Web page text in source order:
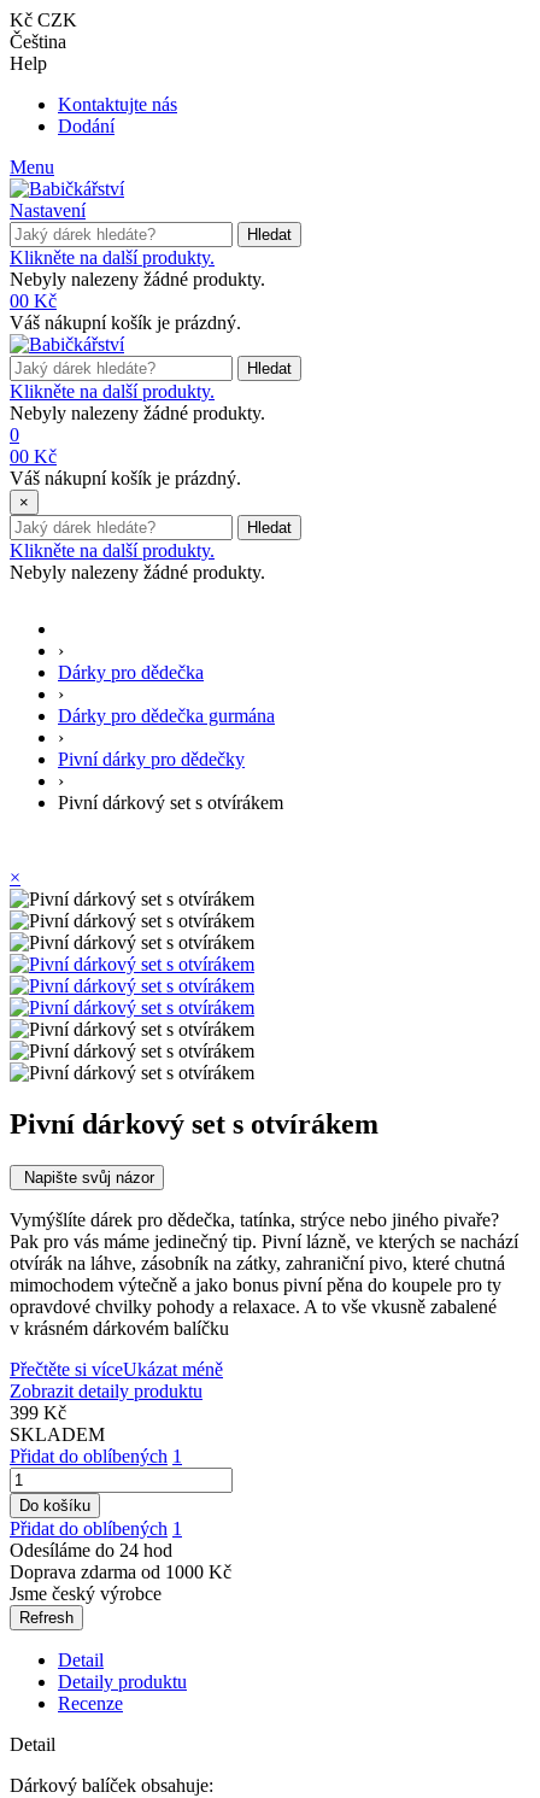
Kč CZK
Čeština
Help
Kontaktujte nás
Dodání
Menu
Nastavení
Hledat
Klikněte na další produkty.
Nebyly nalezeny žádné produkty.
00 Kč
Váš nákupní košík je prázdný.
Hledat
Klikněte na další produkty.
Nebyly nalezeny žádné produkty.
0
00 Kč
Váš nákupní košík je prázdný.
×
Hledat
Klikněte na další produkty.
Nebyly nalezeny žádné produkty.
›
Dárky pro dědečka
›
Dárky pro dědečka gurmána
›
Pivní dárky pro dědečky
›
Pivní dárkový set s otvírákem
×
Pivní dárkový set s otvírákem
Napište svůj názor
Vymýšlíte dárek pro dědečka, tatínka, strýce nebo jiného pivaře?
Pak pro vás máme jedinečný tip. Pivní lázně, ve kterých se nachází
otvírák na láhve, zásobník na zátky, zahraniční pivo, které chutná
mimochodem výtečně a jako bonus pivní pěna do koupele pro ty
opravdové chvilky pohody a relaxace. A to vše vkusně zabalené
v krásném dárkovém balíčku
Přečtěte si víceUkázat méně
Zobrazit detaily produktu
399 Kč
SKLADEM
Přidat do oblíbených 1
Do košíku
Přidat do oblíbených 1
Odesíláme do 24 hod
Doprava zdarma od 1000 Kč
Jsme český výrobce
Detail
Detaily produktu
Recenze
Detail
Dárkový balíček obsahuje: